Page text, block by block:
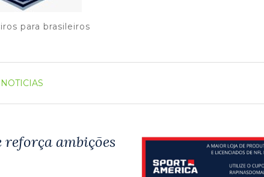
para brasileiros
NOTICIAS
ambições